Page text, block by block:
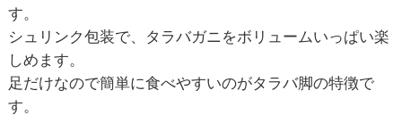
す。
シュリンク包装で、タラバガニをボリュームいっぱい楽
しめます。
足だけなので簡単に食べやすいのがタラバ脚の特徴で
す。